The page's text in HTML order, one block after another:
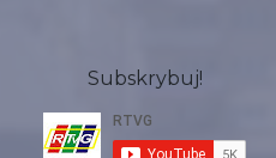
Subskrybuj!